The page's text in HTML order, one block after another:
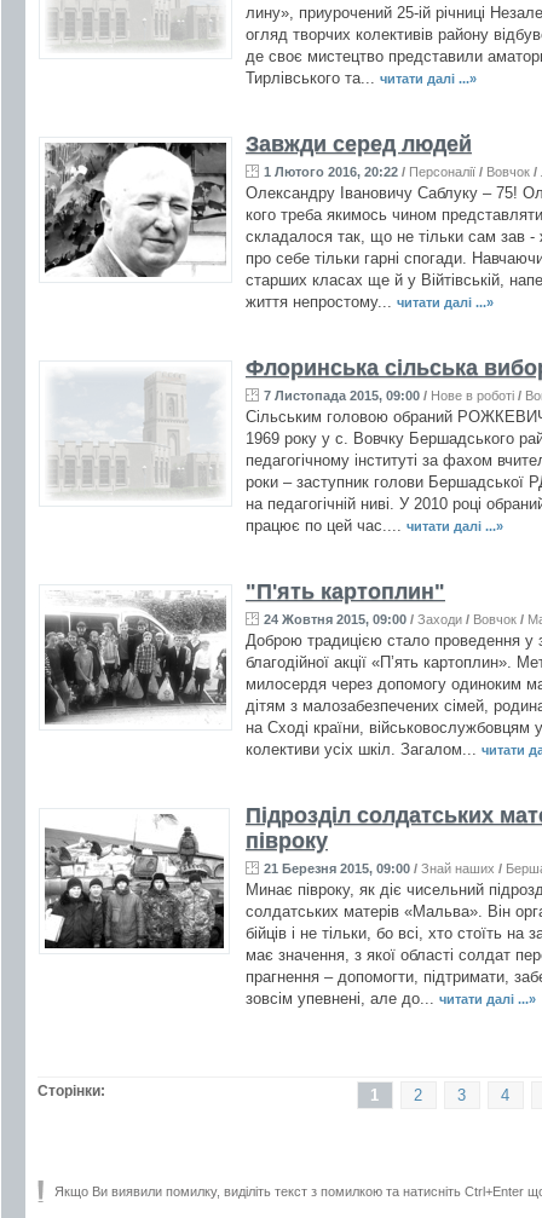
лину», приурочений 25-ій річниці
огляд творчих колективів району
де своє мистецтво представили
Тирлівського та... читати далі ...»
Завжди серед людей
1 Лютого 2016, 20:22 / Персоналії / Вовчок /
Олександру Івановичу Саблуку – 75!
кого треба якимось чином
складалося так, що не тільки сам зав
про себе тільки гарні спогади.
старших класах ще й у Війтівській,
життя непростому... читати далі ...»
Флоринська сільська
7 Листопада 2015, 09:00 / Нове в роботі /
Сільським головою обраний
1969 року у с. Вовчку Бершадського
педагогічному інституті за фахом
роки – заступник голови Бершадської
на педагогічній ниві. У 2010 році
працює по цей час.... читати далі ...»
"П'ять картоплин"
24 Жовтня 2015, 09:00 / Заходи / Вовчок /
Доброю традицією стало проведення у
благодійної акції «П’ять картоплин».
милосердя через допомогу одиноким
дітям з малозабезпечених сімей,
на Сході країни, військовослужбовцям
колективи усіх шкіл. Загалом... читати
Підрозділ солдатських
півроку
21 Березня 2015, 09:00 / Знай наших /
Минає півроку, як діє чисельний
солдатських матерів «Мальва». Він
бійців і не тільки, бо всі, хто стоїть
має значення, з якої області солдат
прагнення – допомогти, підтримати,
зовсім упевнені, але до... читати далі ...»
Сторінки: 4
3
2
1
Якщо Ви виявили помилку, виділіть текст з помилкою та натисніть Ctrl+Enter